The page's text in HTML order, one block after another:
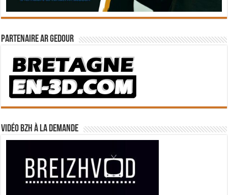
Partenaire Ar Gedour
Vidéo BZH à la demande